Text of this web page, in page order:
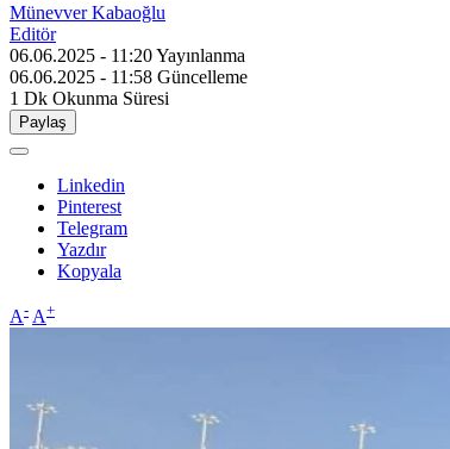
Münevver Kabaoğlu
Editör
06.06.2025 - 11:20Yayınlanma
06.06.2025 - 11:58 Güncelleme
1 Dk Okunma Süresi
Paylaş
Linkedin
Pinterest
Telegram
Yazdır
Kopyala
A- A+